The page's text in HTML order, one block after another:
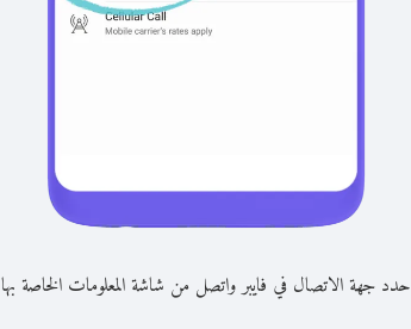
حدد جهة الاتصال في فايبر واتصل من شاشة المعلومات الخاصة بها